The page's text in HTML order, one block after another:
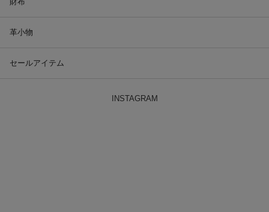
革小物
セールアイテム
INSTAGRAM